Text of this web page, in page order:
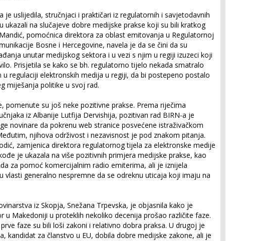
je uslijedila, stručnjaci i praktičari iz regulatornih i savjetodavnih
ukazali na slučajeve dobre medijske prakse koji su bili kratkog
pomoćnica direktora za oblast emitovanja u Regulatornoj
Bosne i Hercegovine, navela je da se čini da su
unutar medijskog sektora i u vezi s njim u regiji izuzeci koji
Prisjetila se kako se bh. regulatorno tijelo nekada smatralo
u regulaciji elektronskih medija u regiji, da bi postepeno postalo
miješanja politike u svoj rad.
pomenute su još neke pozitivne prakse. Prema riječima
iz Albanije Lutfija Dervishija, pozitivan rad BIRN-a je
novinare da pokrenu web stranice posvećene istraživačkom
njihova održivost i nezavisnost je pod znakom pitanja.
zamjenica direktora regulatornog tijela za elektronske medije
je ukazala na više pozitivnih primjera medijske prakse, kao
za pomoć komercijalnim radio emiterima, ali je iznijela
vlasti generalno nespremne da se odreknu uticaja koji imaju na
iz Skopja, Snežana Trpevska, je objasnila kako je
u Makedoniji u proteklih nekoliko decenija prošao različite faze.
faze su bili loši zakoni i relativno dobra praksa. U drugoj je
kandidat za članstvo u EU, dobila dobre medijske zakone, ali je